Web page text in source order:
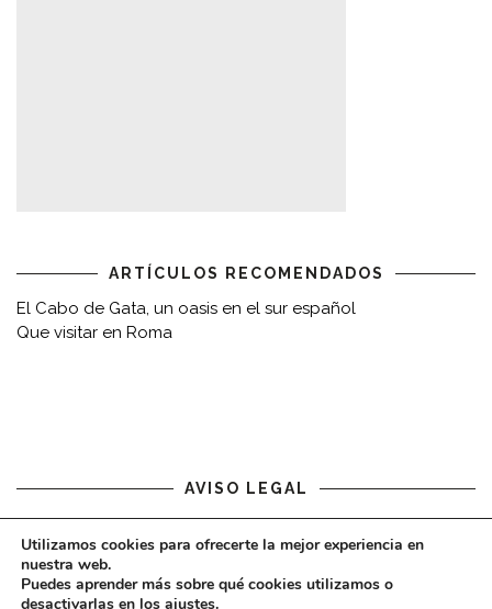
ARTÍCULOS RECOMENDADOS
El Cabo de Gata, un oasis en el sur español
Que visitar en Roma
AVISO LEGAL
Aviso legal
Utilizamos cookies para ofrecerte la mejor experiencia en
nuestra web.
Puedes aprender más sobre qué cookies utilizamos o
desactivarlas en los ajustes.